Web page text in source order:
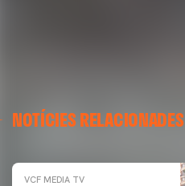
NOTÍCIES RELACIONADES
VCF MEDIA TV